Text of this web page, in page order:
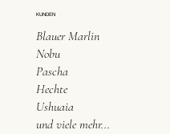
KUNDEN
Blauer Marlin
Nobu
Pascha
Hechte
Ushuaia
und viele mehr...